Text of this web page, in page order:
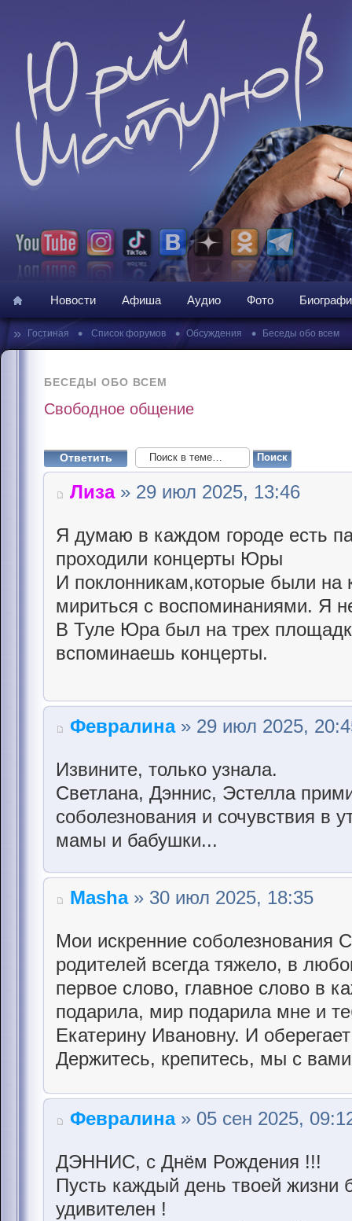
Новости Афиша Аудио Фото
» Гостиная • Список форумов • Обсуждения • Беседы обо всем
БЕСЕДЫ ОБО ВСЕМ
Свободное общение
Ответить
Лиза» 29 июл 2025, 13:46
Я думаю в каждом городе есть
проходили концерты Юры
И поклонникам,которые были на
мириться с воспоминаниями. Я
В Туле Юра был на трех
вспоминаешь концерты.
Февралина» 29 июл 2025,
Извините, только узнала.
Светлана, Дэннис, Эстелла
соболезнования и сочувствия в
мамы и бабушки...
Masha» 30 июл 2025, 18:35
Мои искренние соболезнования
родителей всегда тяжело, в
первое слово, главное слово в
подарила, мир подарила мне и
Екатерину Ивановну. И
Держитесь, крепитесь, мы с
Февралина» 05 сен 2025,
ДЭННИС, с Днём Рождения !!!
Пусть каждый день твоей жизни
удивителен !